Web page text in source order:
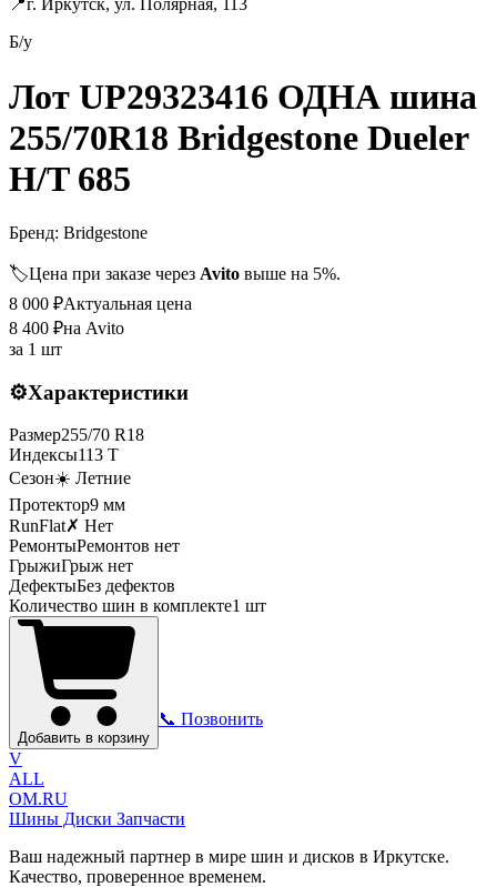
📍г. Иркутск, ул. Полярная, 113
Б/у
Лот UP29323416 ОДНА шина
255/70R18 Bridgestone Dueler
H/T 685
Бренд: Bridgestone
🏷️Цена при заказе через Avito выше на 5%.
8 000 ₽Актуальная цена
8 400 ₽на Avito
за 1 шт
⚙️Характеристики
Размер255/70 R18
Индексы113 T
Сезон☀️ Летние
Протектор9 мм
RunFlat✗ Нет
РемонтыРемонтов нет
ГрыжиГрыж нет
ДефектыБез дефектов
Количество шин в комплекте1 шт
Добавить в корзину
📞 Позвонить
V
ALL
OM.RU
Шины Диски Запчасти
Ваш надежный партнер в мире шин и дисков в Иркутске.
Качество, проверенное временем.